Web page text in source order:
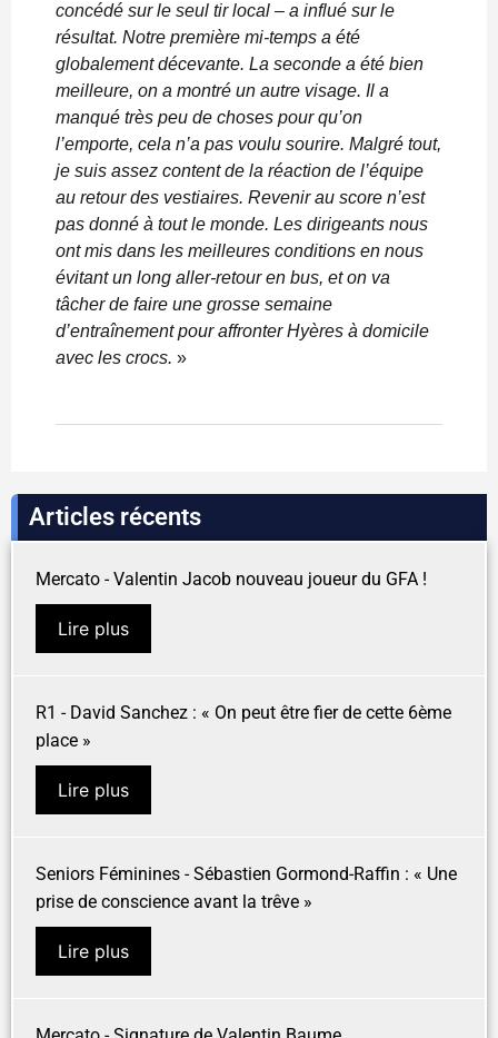
concédé sur le seul tir local – a influé sur le
résultat. Notre première mi-temps a été
globalement décevante. La seconde a été bien
meilleure, on a montré un autre visage. Il a
manqué très peu de choses pour qu’on
l’emporte, cela n’a pas voulu sourire. Malgré tout,
je suis assez content de la réaction de l’équipe
au retour des vestiaires. Revenir au score n’est
pas donné à tout le monde. Les dirigeants nous
ont mis dans les meilleures conditions en nous
évitant un long aller-retour en bus, et on va
tâcher de faire une grosse semaine
d’entraînement pour affronter Hyères à domicile
avec les crocs. »
Articles récents
Mercato - Valentin Jacob nouveau joueur du GFA !
Lire plus
R1 - David Sanchez : « On peut être fier de cette 6ème
place »
Lire plus
Seniors Féminines - Sébastien Gormond-Raffin : « Une
prise de conscience avant la trêve »
Lire plus